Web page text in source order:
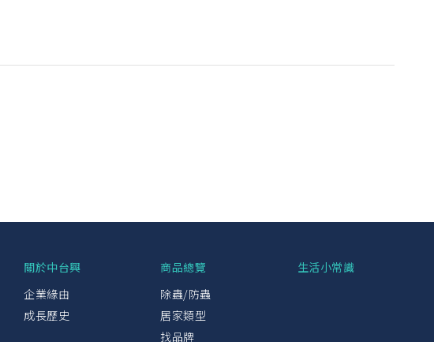
關於中台興
企業緣由
成長歷史
商品總覽
除蟲/防蟲
居家類型
找品牌
生活小常識